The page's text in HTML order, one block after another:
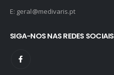
E: geral@medivaris.pt
SIGA-NOS NAS REDES SOCIAIS